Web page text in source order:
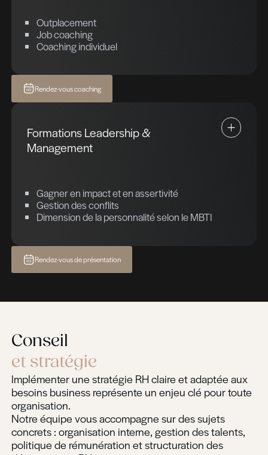
En s’appuyant sur des outils performants et
expertise RH pointue, cette approche aide
entreprises à anticiper leurs enjeux
Assessment & Development Center
Plan de formation
Planifier un assessment
Transition de carrière
Outplacement
Job coaching
Coaching individuel